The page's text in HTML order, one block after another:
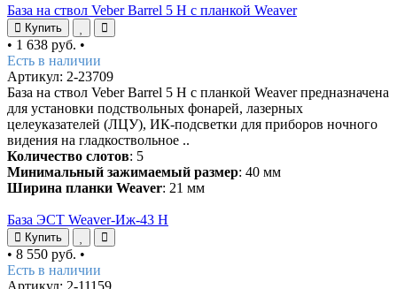
База на ствол Veber Barrel 5 H c планкой Weaver
Купить
• 1 638 руб. •
Есть в наличии
Артикул: 2-23709
База на ствол Veber Barrel 5 H c планкой Weaver предназначена
для установки подствольных фонарей, лазерных
целеуказателей (ЛЦУ), ИК-подсветки для приборов ночного
видения на гладкоствольное ..
Количество слотов: 5
Минимальный зажимаемый размер: 40 мм
Ширина планки Weaver: 21 мм
База ЭСТ Weaver-Иж-43 Н
Купить
• 8 550 руб. •
Есть в наличии
Артикул: 2-11159